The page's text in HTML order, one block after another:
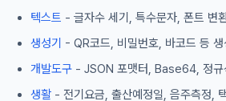
텍스트 - 글자수 세기, 특수문자, 폰트 변
생성기 - QR코드, 비밀번호, 바코드 등
개발도구 - JSON 포맷터, Base64, 정규
생활 - 전기요금, 출산예정일, 음주측정,